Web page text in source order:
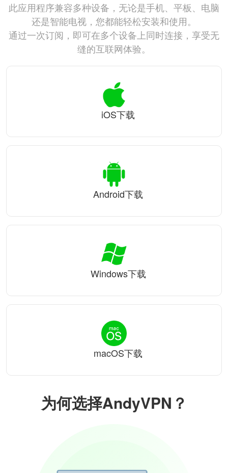
为何选择AndyVPN？
此应用程序兼容多种设备，无论是手机、平板、电脑
还是智能电视，您都能轻松安装和使用。
通过一次订阅，即可在多个设备上同时连接，享受无
缝的互联网体验。
iOS下载
Android下载
Windows下载
macOS下载